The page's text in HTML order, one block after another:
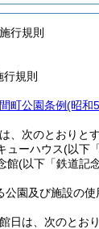
行規則
規則
町公園条例(昭和
、次のとおりとす
ューハウス(以下
館(以下「鉄道記
公園及び施設の
日は、次のとおり